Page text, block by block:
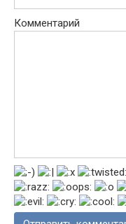
Комментарий